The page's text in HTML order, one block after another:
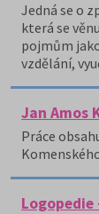
Jedná se o
která se
pojmům
vzdělání,
Jan Amos
Práce